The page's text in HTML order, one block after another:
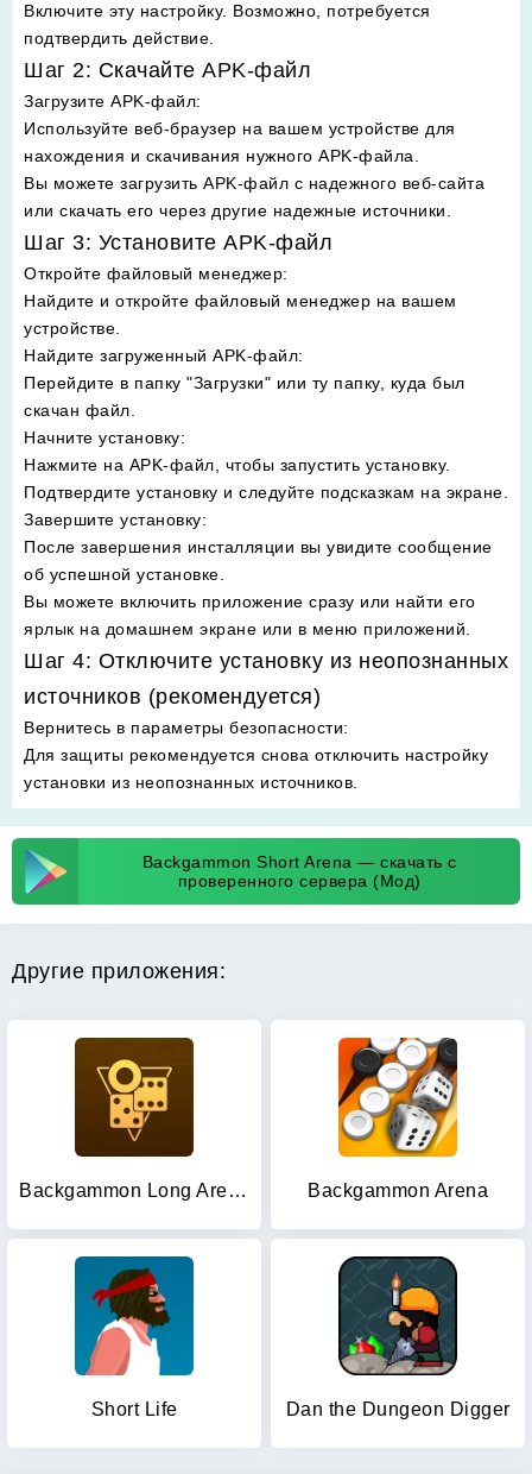
Включите эту настройку. Возможно, потребуется
подтвердить действие.
Шаг 2: Скачайте APK-файл
Загрузите APK-файл:
Используйте веб-браузер на вашем устройстве для
нахождения и скачивания нужного APK-файла.
Вы можете загрузить APK-файл с надежного веб-сайта
или скачать его через другие надежные источники.
Шаг 3: Установите APK-файл
Откройте файловый менеджер:
Найдите и откройте файловый менеджер на вашем
устройстве.
Найдите загруженный APK-файл:
Перейдите в папку "Загрузки" или ту папку, куда был
скачан файл.
Начните установку:
Нажмите на APK-файл, чтобы запустить установку.
Подтвердите установку и следуйте подсказкам на экране.
Завершите установку:
После завершения инсталляции вы увидите сообщение
об успешной установке.
Вы можете включить приложение сразу или найти его
ярлык на домашнем экране или в меню приложений.
Шаг 4: Отключите установку из неопознанных
источников (рекомендуется)
Вернитесь в параметры безопасности:
Для защиты рекомендуется снова отключить настройку
установки из неопознанных источников.
Backgammon Short Arena — скачать с
проверенного сервера (Мод)
Другие приложения:
Backgammon Long Arena Backgammon Arena
Short Life Dan the Dungeon Digger